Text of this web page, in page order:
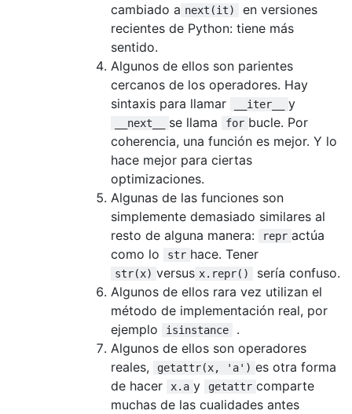
cambiado a next(it)
en versiones
recientes de Python: tiene más
sentido.
Algunos de ellos son parientes
cercanos de los operadores. Hay
sintaxis para llamar
__iter__ y
__next__ se llama for bucle. Por
coherencia, una función es mejor. Y lo
hace mejor para ciertas
optimizaciones.
Algunas de las funciones son
simplemente demasiado similares al
resto de alguna manera:
repr actúa
como lo
str hace. Tener
str(x) versus x.repr()
sería confuso.
Algunos de ellos rara vez utilizan el
método de implementación real, por
ejemplo
isinstance
.
Algunos de ellos son operadores
reales,
getattr(x, 'a') es otra forma
de hacer
x.a y getattr comparte
muchas de las cualidades antes